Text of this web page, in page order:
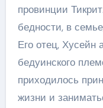
провинции
бедности, в
Его отец,
бедуинского
приходилось
жизни и